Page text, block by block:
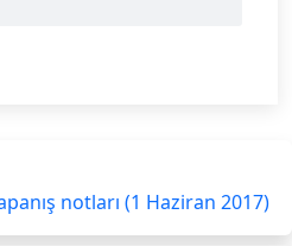
notları (1 Haziran 2017)